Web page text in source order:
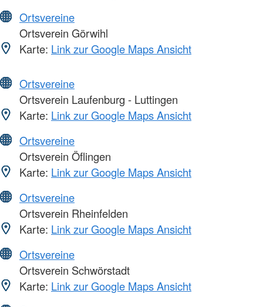
Ortsvereine
Ortsverein Görwihl
Karte: Link zur Google Maps Ansicht
Ortsvereine
Ortsverein Laufenburg - Luttingen
Karte: Link zur Google Maps Ansicht
Ortsvereine
Ortsverein Öflingen
Karte: Link zur Google Maps Ansicht
Ortsvereine
Ortsverein Rheinfelden
Karte: Link zur Google Maps Ansicht
Ortsvereine
Ortsverein Schwörstadt
Karte: Link zur Google Maps Ansicht